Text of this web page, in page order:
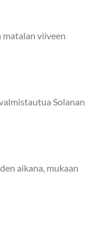
matalan viiveen
Solanan
aikana, mukaan